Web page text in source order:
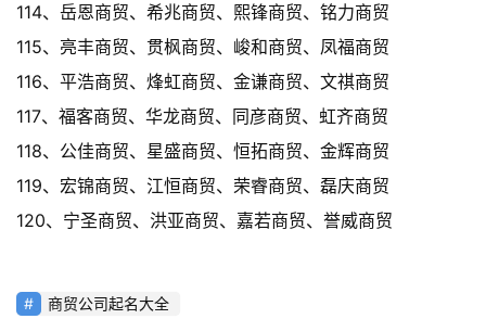
114、岳恩商贸、希兆商贸、熙锋商贸、铭力商贸
115、亮丰商贸、贯枫商贸、峻和商贸、凤福商贸
116、平浩商贸、烽虹商贸、金谦商贸、文祺商贸
117、福客商贸、华龙商贸、同彦商贸、虹齐商贸
118、公佳商贸、星盛商贸、恒拓商贸、金辉商贸
119、宏锦商贸、江恒商贸、荣睿商贸、磊庆商贸
120、宁圣商贸、洪亚商贸、嘉若商贸、誉威商贸
商贸公司起名大全